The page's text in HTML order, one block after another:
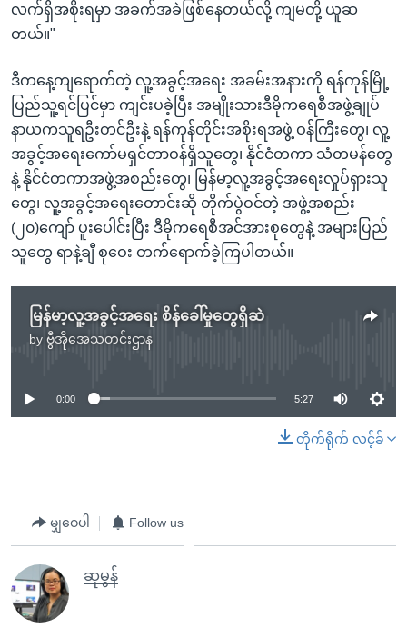
လက်ရှိအစိုးရမှာ အခက်အခဲဖြစ်နေတယ်လို့ ကျမတို့ ယူဆ
တယ်။"
ဒီကနေ့ကျရောက်တဲ့ လူ့အခွင့်အရေး အခမ်းအနားကို ရန်ကုန်မြို့
ပြည်သူ့ရင်ပြင်မှာ ကျင်းပခဲ့ပြီး အမျိုးသားဒီမိုကရေစီအဖွဲ့ချုပ်
နာယကသူရဦးတင်ဦးနဲ့ ရန်ကုန်တိုင်းအစိုးရအဖွဲ့ ဝန်ကြီးတွေ၊ လူ့
အခွင့်အရေးကော်မရှင်တာဝန်ရှိသူတွေ၊ နိုင်ငံတကာ သံတမန်တွေ
နဲ့ နိုင်ငံတကာအဖွဲ့အစည်းတွေ၊ မြန်မာ့လူ့အခွင့်အရေးလှုပ်ရှားသူ
တွေ၊ လူ့အခွင့်အရေးတောင်းဆို တိုက်ပွဲဝင်တဲ့ အဖွဲ့အစည်း
(၂၀)ကျော် ပူးပေါင်းပြီး ဒီမိုကရေစီအင်အားစုတွေနဲ့ အများပြည်
သူတွေ ရာနဲ့ချီ စုဝေး တက်ရောက်ခဲ့ကြပါတယ်။
မြန်မာ့လူ့အခွင့်အရေး စိန်ခေါ်မှုတွေရှိဆဲ
by ဗွီအိုအေသတင်းဌာန
No media source currently available
0:00 5:27
တိုက်ရိုက် လင့်ခ်
မျှဝေပါ Follow us
ဆုမွန်